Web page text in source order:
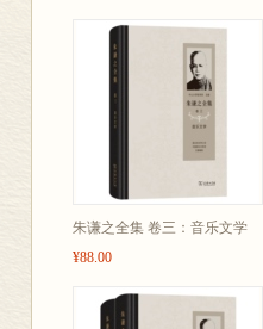
朱谦之全集 卷三：音乐文学
¥88.00